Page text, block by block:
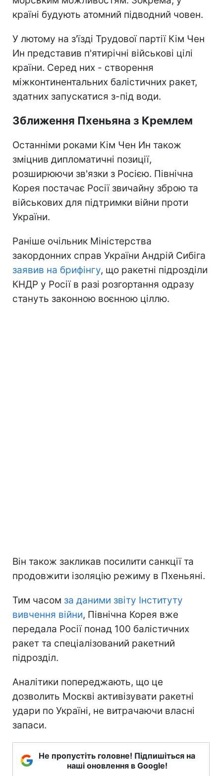
країні будують атомний підводний човен.
У лютому на з'їзді Трудової партії Кім Чен
Ин представив п'ятирічні військові цілі
країни. Серед них - створення
міжконтинентальних балістичних ракет,
здатних запускатися з-під води.
Зближення Пхеньяна з Кремлем
Останніми роками Кім Чен Ин також
зміцнив дипломатичні позиції,
розширюючи зв'язки з Росією. Північна
Корея постачає Росії звичайну зброю та
військових для підтримки війни проти
України.
Раніше очільник Міністерства
закордонних справ України Андрій Сибіга
заявив на брифінгу, що ракетні підрозділи
КНДР у Росії в разі розгортання одразу
стануть законною воєнною ціллю.
Він також закликав посилити санкції та
продовжити ізоляцію режиму в Пхеньяні.
Тим часом за даними звіту Інституту
вивчення війни, Північна Корея вже
передала Росії понад 100 балістичних
ракет та спеціалізований ракетний
підрозділ.
Аналітики попереджають, що це
дозволить Москві активізувати ракетні
удари по Україні, не витрачаючи власні
запаси.
Не пропустіть головне! Підпишіться на
наші оновлення в Google!